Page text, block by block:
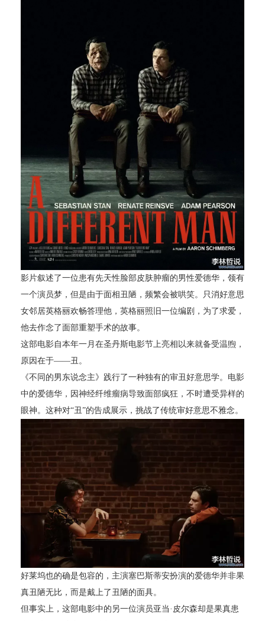
影片叙述了一位患有先天性脸部皮肤肿瘤的男性爱德华，领有
一个演员梦，但是由于面相丑陋，频繁会被哄笑。只消好意思
女邻居英格丽欢畅答理他，英格丽照旧一位编剧，为了求爱，
他去作念了面部重塑手术的故事。
这部电影自本年一月在圣丹斯电影节上亮相以来就备受温煦，
原因在于——丑。
《不同的男东说念主》践行了一种独有的审丑好意思学。电影
中的爱德华，因神经纤维瘤病导致面部疯狂，不时遭受异样的
眼神。这种对“丑”的告成展示，挑战了传统审好意思不雅念。
好莱坞也的确是包容的，主演塞巴斯蒂安扮演的爱德华并非果
真丑陋无比，而是戴上了丑陋的面具。
但事实上，这部电影中的另一位演员亚当·皮尔森却是果真患